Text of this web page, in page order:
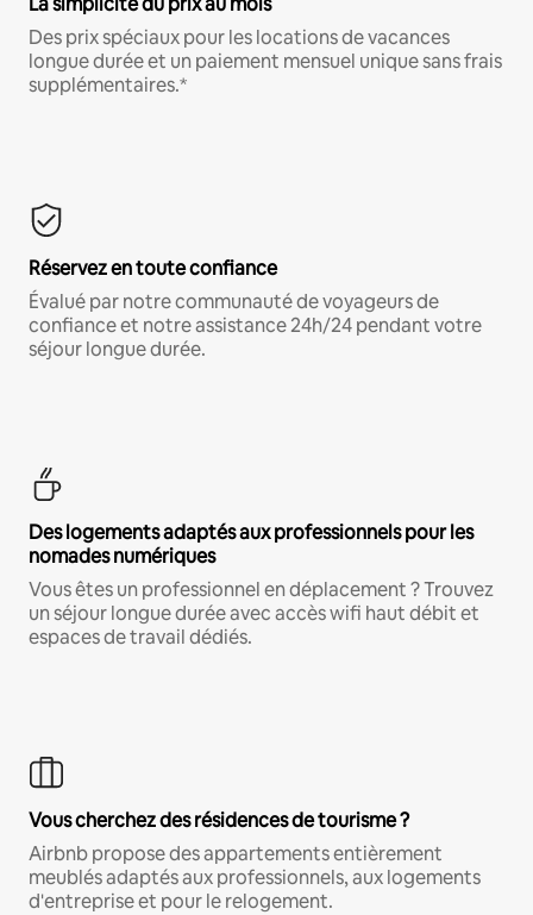
Des prix spéciaux pour les locations de vacances
longue durée et un paiement mensuel unique sans frais
supplémentaires.*
Réservez en toute confiance
Évalué par notre communauté de voyageurs de
confiance et notre assistance 24h/24 pendant votre
séjour longue durée.
Des logements adaptés aux professionnels pour les
nomades numériques
Vous êtes un professionnel en déplacement ? Trouvez
un séjour longue durée avec accès wifi haut débit et
espaces de travail dédiés.
Vous cherchez des résidences de tourisme ?
Airbnb propose des appartements entièrement
meublés adaptés aux professionnels, aux logements
d'entreprise et pour le relogement.